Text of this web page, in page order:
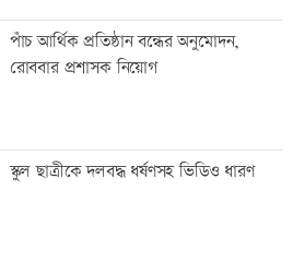
হেফাজতকে সঙ্গে নিয়ে দেশ এগিয়ে নেব:
প্রধানমন্ত্রী
শাহ আহমদ শফীর কবর জিয়ারত করলেন
প্রধানমন্ত্রী
পাঁচ আর্থিক প্রতিষ্ঠান বন্ধের অনুমোদন,
রোববার প্রশাসক নিয়োগ
স্কুল ছাত্রীকে দলবদ্ধ ধর্ষণসহ ভিডিও ধারণ